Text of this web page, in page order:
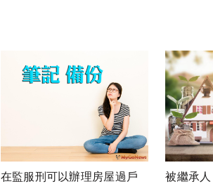
在監服刑可以辦理房屋過戶
被繼承